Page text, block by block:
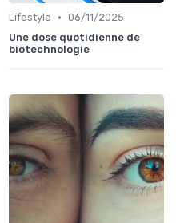
Lifestyle • 06/11/2025
Une dose quotidienne de
biotechnologie